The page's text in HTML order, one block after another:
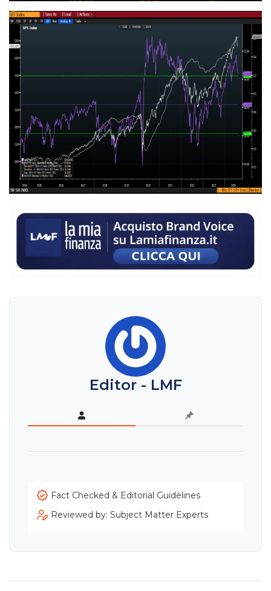
Editor - LMF
Fact Checked & Editorial Guidelines
Reviewed by: Subject Matter Experts